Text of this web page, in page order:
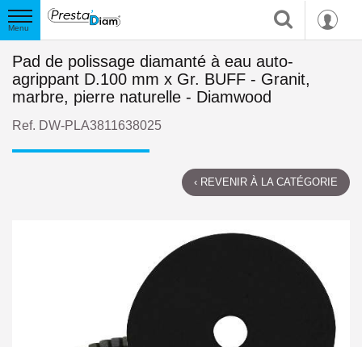
Pad de polissage diamanté à eau auto-
agrippant D.100 mm x Gr. BUFF - Granit,
marbre, pierre naturelle - Diamwood
Ref. DW-PLA3811638025
‹ REVENIR À LA CATÉGORIE